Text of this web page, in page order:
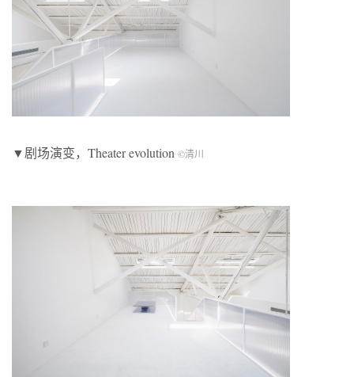
▼剧场演变，Theater evolution ©清川